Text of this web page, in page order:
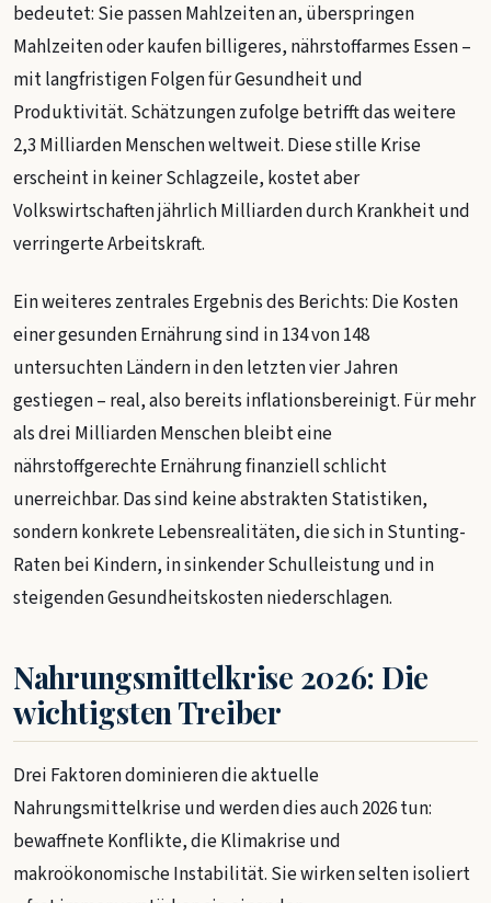
bedeutet: Sie passen Mahlzeiten an, überspringen
Mahlzeiten oder kaufen billigeres, nährstoffarmes Essen –
mit langfristigen Folgen für Gesundheit und
Produktivität. Schätzungen zufolge betrifft das weitere
2,3 Milliarden Menschen weltweit. Diese stille Krise
erscheint in keiner Schlagzeile, kostet aber
Volkswirtschaften jährlich Milliarden durch Krankheit und
verringerte Arbeitskraft.
Ein weiteres zentrales Ergebnis des Berichts: Die Kosten
einer gesunden Ernährung sind in 134 von 148
untersuchten Ländern in den letzten vier Jahren
gestiegen – real, also bereits inflationsbereinigt. Für mehr
als drei Milliarden Menschen bleibt eine
nährstoffgerechte Ernährung finanziell schlicht
unerreichbar. Das sind keine abstrakten Statistiken,
sondern konkrete Lebensrealitäten, die sich in Stunting-
Raten bei Kindern, in sinkender Schulleistung und in
steigenden Gesundheitskosten niederschlagen.
Nahrungsmittelkrise 2026: Die
wichtigsten Treiber
Drei Faktoren dominieren die aktuelle
Nahrungsmittelkrise und werden dies auch 2026 tun:
bewaffnete Konflikte, die Klimakrise und
makroökonomische Instabilität. Sie wirken selten isoliert